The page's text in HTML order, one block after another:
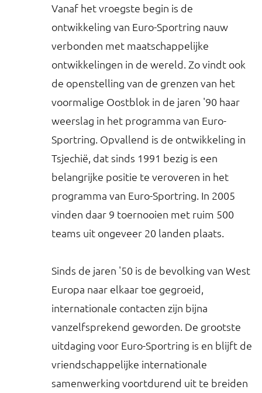
Vanaf het vroegste begin is de
ontwikkeling van Euro-Sportring nauw
verbonden met maatschappelijke
ontwikkelingen in de wereld. Zo vindt ook
de openstelling van de grenzen van het
voormalige Oostblok in de jaren '90 haar
weerslag in het programma van Euro-
Sportring. Opvallend is de ontwikkeling in
Tsjechië, dat sinds 1991 bezig is een
belangrijke positie te veroveren in het
programma van Euro-Sportring. In 2005
vinden daar 9 toernooien met ruim 500
teams uit ongeveer 20 landen plaats.
Sinds de jaren '50 is de bevolking van West
Europa naar elkaar toe gegroeid,
internationale contacten zijn bijna
vanzelfsprekend geworden. De grootste
uitdaging voor Euro-Sportring is en blijft de
vriendschappelijke internationale
samenwerking voortdurend uit te breiden